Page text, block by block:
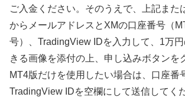
ご入金ください。そのうえで、上記また
からメールアドレスとXMの口座番号（
号）、TradingView IDを入力して、1万
きる画像を添付の上、申し込みボタンを
MT4版だけを使用したい場合は、口座番
TradingView IDを空欄にして送信してく